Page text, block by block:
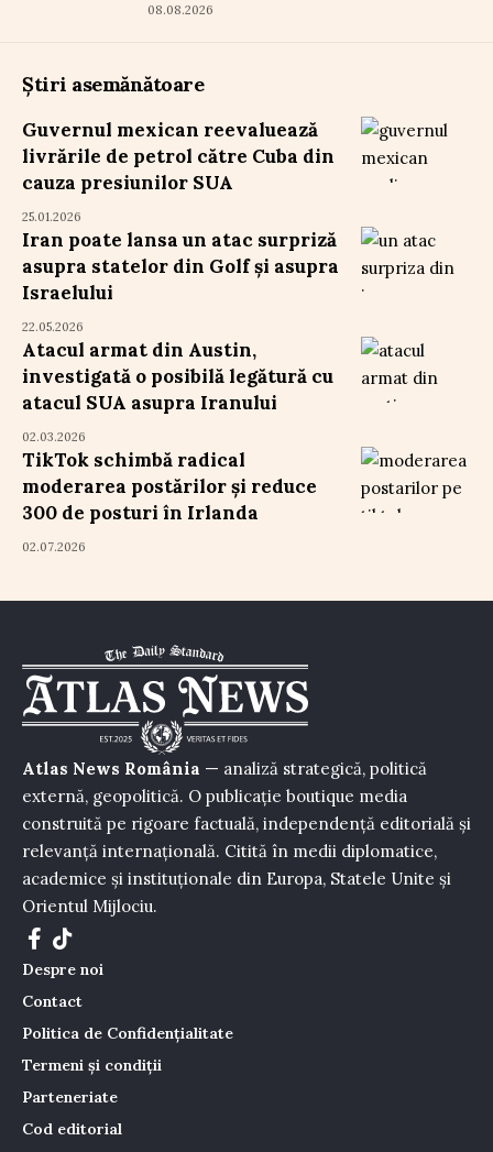
08.08.2026
Știri asemănătoare
Guvernul mexican reevaluează
livrările de petrol către Cuba din
cauza presiunilor SUA
25.01.2026
Iran poate lansa un atac surpriză
asupra statelor din Golf și asupra
Israelului
22.05.2026
Atacul armat din Austin,
investigată o posibilă legătură cu
atacul SUA asupra Iranului
02.03.2026
TikTok schimbă radical
moderarea postărilor și reduce
300 de posturi în Irlanda
02.07.2026
Atlas News România — analiză strategică, politică
externă, geopolitică. O publicație boutique media
construită pe rigoare factuală, independență editorială și
relevanță internațională. Citită în medii diplomatice,
academice și instituționale din Europa, Statele Unite și
Orientul Mijlociu.
Despre noi
Contact
Politica de Confidențialitate
Termeni și condiții
Parteneriate
Cod editorial